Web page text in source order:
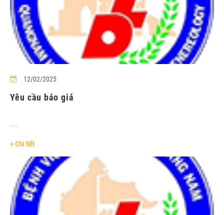
12/02/2025
Yêu cầu báo giá
....
+ Chi tiết